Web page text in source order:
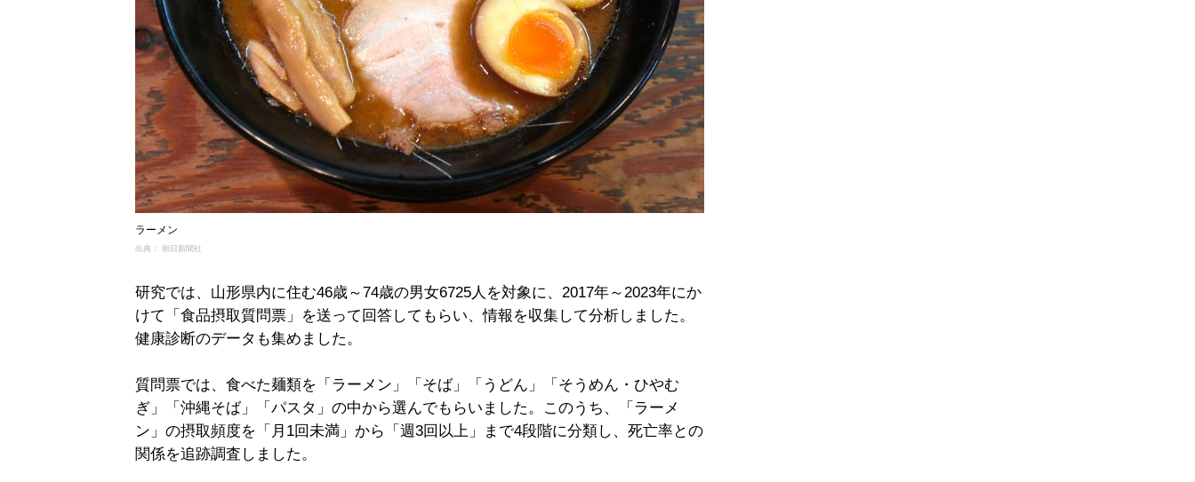
ラーメン
出典： 朝日新聞社
研究では、山形県内に住む46歳～74歳の男女6725人を対象に、2017年～2023年にか
けて「食品摂取質問票」を送って回答してもらい、情報を収集して分析しました。
健康診断のデータも集めました。
質問票では、食べた麺類を「ラーメン」「そば」「うどん」「そうめん・ひやむ
ぎ」「沖縄そば」「パスタ」の中から選んでもらいました。このうち、「ラーメ
ン」の摂取頻度を「月1回未満」から「週3回以上」まで4段階に分類し、死亡率との
関係を追跡調査しました。